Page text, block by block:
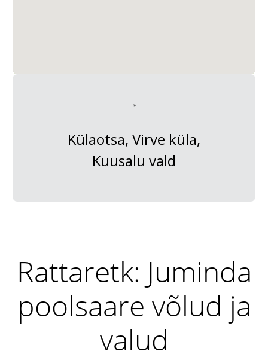
Külaotsa, Virve küla,
Kuusalu vald
Rattaretk: Juminda
poolsaare võlud ja
valud